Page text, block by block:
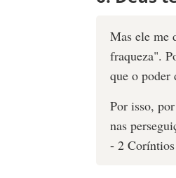
Mas ele me
fraqueza".
que o poder
Por isso,
nas
- 2